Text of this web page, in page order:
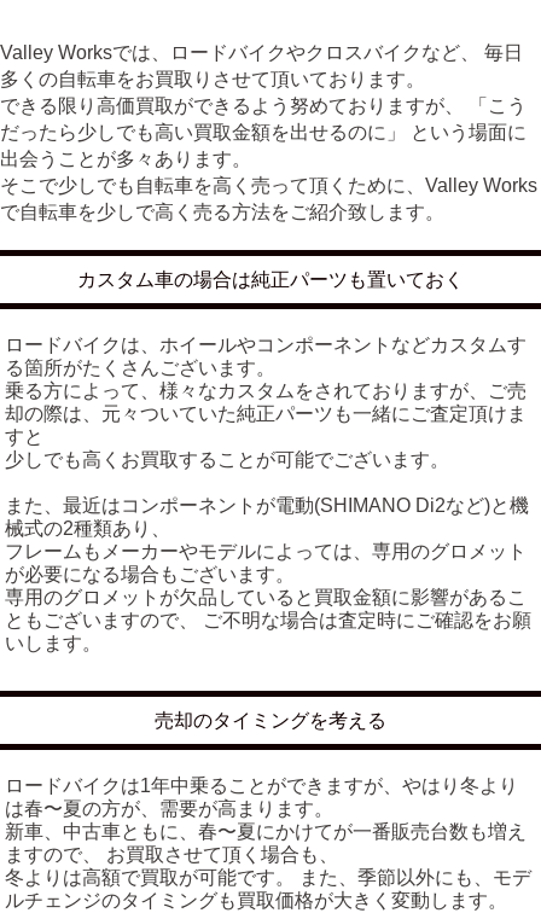
Valley Worksでは、ロードバイクやクロスバイクなど、 毎日
多くの自転車をお買取りさせて頂いております。
できる限り高価買取ができるよう努めておりますが、 「こう
だったら少しでも高い買取金額を出せるのに」 という場面に
出会うことが多々あります。
そこで少しでも自転車を高く売って頂くために、Valley Works
で自転車を少しで高く売る方法をご紹介致します。
カスタム車の場合は純正パーツも置いておく
ロードバイクは、ホイールやコンポーネントなどカスタムす
る箇所がたくさんございます。
乗る方によって、様々なカスタムをされておりますが、ご売
却の際は、元々ついていた純正パーツも一緒にご査定頂けま
すと
少しでも高くお買取することが可能でございます。
また、最近はコンポーネントが電動(SHIMANO Di2など)と機
械式の2種類あり、
フレームもメーカーやモデルによっては、専用のグロメット
が必要になる場合もございます。
専用のグロメットが欠品していると買取金額に影響があるこ
ともございますので、 ご不明な場合は査定時にご確認をお願
いします。
売却のタイミングを考える
ロードバイクは1年中乗ることができますが、やはり冬より
は春〜夏の方が、需要が高まります。
新車、中古車ともに、春〜夏にかけてが一番販売台数も増え
ますので、 お買取させて頂く場合も、
冬よりは高額で買取が可能です。 また、季節以外にも、モデ
ルチェンジのタイミングも買取価格が大きく変動します。